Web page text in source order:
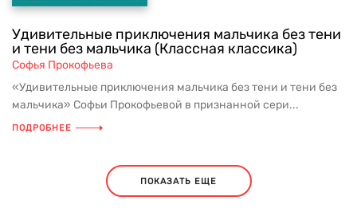
Удивительные приключения мальчика без тени
и тени без мальчика (Классная классика)
Софья Прокофьева
«Удивительные приключения мальчика без тени и тени без
мальчика» Софьи Прокофьевой в признанной сери...
ПОДРОБНЕЕ
ПОКАЗАТЬ ЕЩЕ